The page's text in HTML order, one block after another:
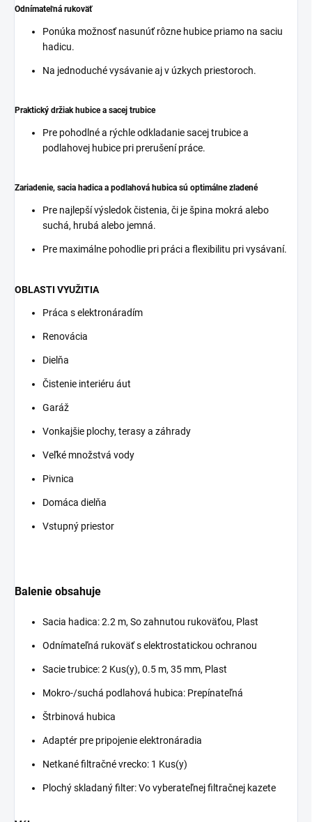
Odnímateľná rukoväť
Ponúka možnosť nasunúť rôzne hubice priamo na saciu
hadicu.
Na jednoduché vysávanie aj v úzkych priestoroch.
Praktický držiak hubice a sacej trubice
Pre pohodlné a rýchle odkladanie sacej trubice a
podlahovej hubice pri prerušení práce.
Zariadenie, sacia hadica a podlahová hubica sú optimálne zladené
Pre najlepší výsledok čistenia, či je špina mokrá alebo
suchá, hrubá alebo jemná.
Pre maximálne pohodlie pri práci a flexibilitu pri vysávaní.
OBLASTI VYUŽITIA
Práca s elektronáradím
Renovácia
Dielňa
Čistenie interiéru áut
Garáž
Vonkajšie plochy, terasy a záhrady
Veľké množstvá vody
Pivnica
Domáca dielňa
Vstupný priestor
Balenie obsahuje
Sacia hadica: 2.2 m, So zahnutou rukoväťou, Plast
Odnímateľná rukoväť s elektrostatickou ochranou
Sacie trubice: 2 Kus(y), 0.5 m, 35 mm, Plast
Mokro-/suchá podlahová hubica: Prepínateľná
Štrbinová hubica
Adaptér pre pripojenie elektronáradia
Netkané filtračné vrecko: 1 Kus(y)
Plochý skladaný filter: Vo vyberateľnej filtračnej kazete